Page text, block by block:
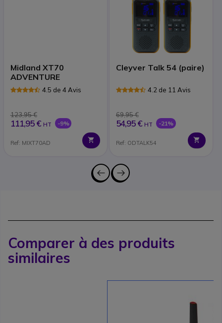
Midland XT70
ADVENTURE
4.5 de 4 Avis
123,95 €
111,95 € HT -9%
Ref: MIXT70AD
Cleyver Talk 54 (paire)
4.2 de 11 Avis
69,95 €
54,95 € HT -21%
Ref: ODTALK54
Comparer à des produits
similaires